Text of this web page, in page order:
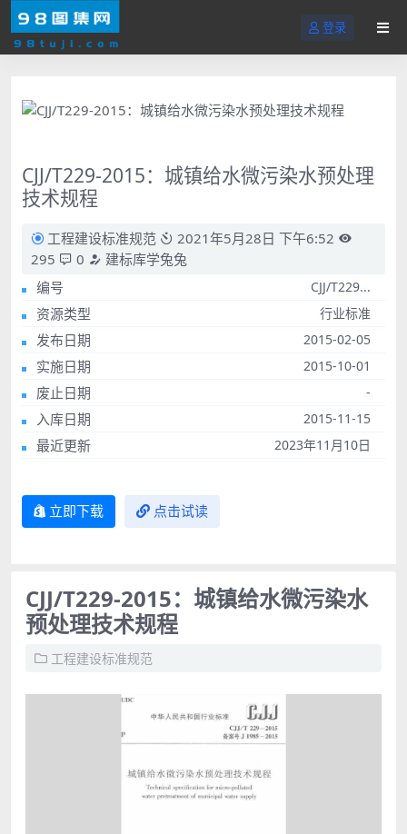
登录
CJJ/T229-2015：城镇给水微污染水预处理
技术规程
工程建设标准规范
2021年5月28日 下午6:52
295
0
建标库学兔兔
编号
CJJ/T229...
资源类型 行业标准
发布日期 2015-02-05
实施日期 2015-10-01
废止日期 -
入库日期 2015-11-15
最近更新 2023年11月10日
立即下载 点击试读
CJJ/T229-2015：城镇给水微污染水
预处理技术规程
工程建设标准规范